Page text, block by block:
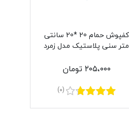
کفپوش حمام 20 *20 سانتی
متر سنی پلاستیک مدل زمرد
۲۰۵،۰۰۰ تومان
(0)